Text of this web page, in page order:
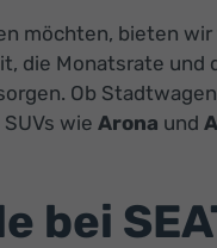
möchten, bieten
die Monatsrate
Ob
wie Arona und
bei